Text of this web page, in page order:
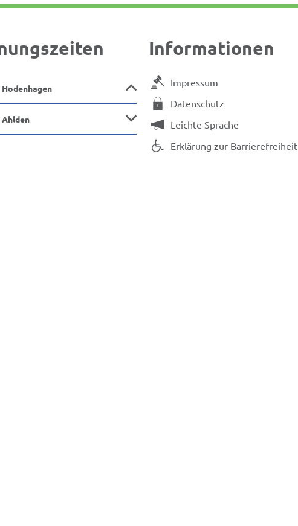
Hodenhagen
Ahlden
Informationen
Impressum
Datenschutz
Leichte Sprache
Erklärung zur Barrierefreiheit